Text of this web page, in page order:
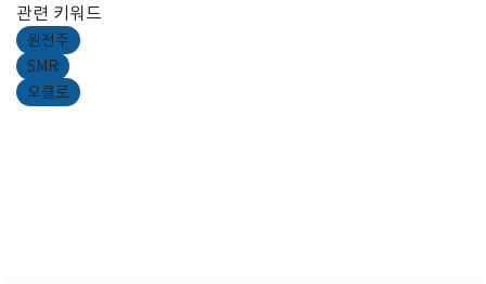
관련 키워드
원전주
SMR
오클로